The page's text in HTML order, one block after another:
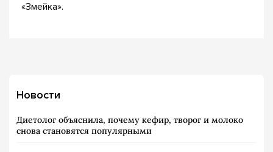
«Змейка».
Новости
Диетолог объяснила, почему кефир, творог и молоко
снова становятся популярными